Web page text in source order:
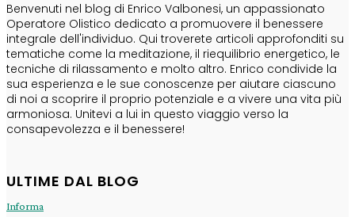
Benvenuti nel blog di Enrico Valbonesi, un appassionato
Operatore Olistico dedicato a promuovere il benessere
integrale dell'individuo. Qui troverete articoli approfonditi su
tematiche come la meditazione, il riequilibrio energetico, le
tecniche di rilassamento e molto altro. Enrico condivide la
sua esperienza e le sue conoscenze per aiutare ciascuno
di noi a scoprire il proprio potenziale e a vivere una vita più
armoniosa. Unitevi a lui in questo viaggio verso la
consapevolezza e il benessere!
ULTIME DAL BLOG
Informa